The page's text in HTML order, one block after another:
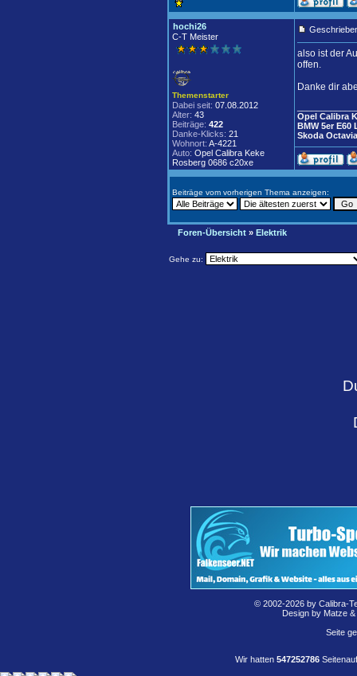
hochi26
C-T Meister
Themenstarter
Dabei seit: 07.08.2012
Alter: 43
Beiträge: 422
Danke-Klicks: 21
Wohnort: A-4221
Auto: Opel Calibra Keke
Rosberg 0686 c20xe
also ist der
offen.
Danke dir
Opel Calibra
BMW 5er E60
Skoda
Beiträge vom vorherigen Thema anzeigen:
Foren-Übersicht » Elektrik
Gehe zu:
© 2002-2026 by Calibra-
Design by Matze
Seite
Wir hatten 547252786